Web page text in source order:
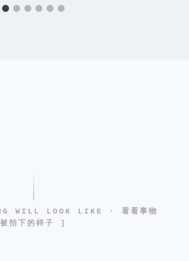
WILL LOOK LIKE · 看看事物
被拍下的样子 ]